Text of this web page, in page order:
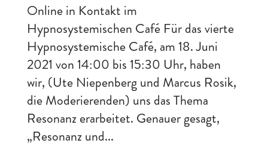
Online in Kontakt im
Hypnosystemischen Café Für das vierte
Hypnosystemische Café, am 18. Juni
2021 von 14:00 bis 15:30 Uhr, haben
wir, (Ute Niepenberg und Marcus Rosik,
die Moderierenden) uns das Thema
Resonanz erarbeitet. Genauer gesagt,
„Resonanz und...